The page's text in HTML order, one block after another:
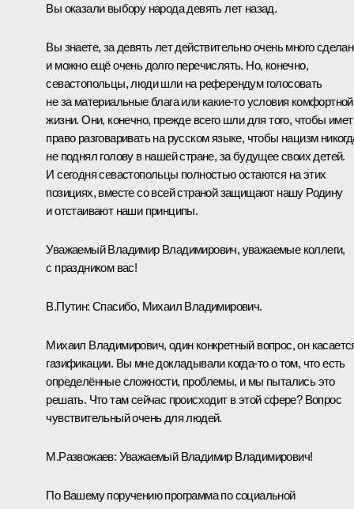
Вы оказали выбору народа девять лет назад.
Вы знаете, за девять лет действительно очень много
и можно ещё очень долго перечислять. Но, конечно,
севастопольцы, люди шли на референдум голосовать
не за материальные блага или какие-то условия комфортной
жизни. Они, конечно, прежде всего шли для того, чтобы
право разговаривать на русском языке, чтобы нацизм
не поднял голову в нашей стране, за будущее своих детей.
И сегодня севастопольцы полностью остаются на этих
позициях, вместе со всей страной защищают нашу Родину
и отстаивают наши принципы.
Уважаемый Владимир Владимирович, уважаемые коллеги,
с праздником вас!
В.Путин: Спасибо, Михаил Владимирович.
Михаил Владимирович, один конкретный вопрос, он
газификации. Вы мне докладывали когда-то о том, что есть
определённые сложности, проблемы, и мы пытались это
решать. Что там сейчас происходит в этой сфере? Вопрос
чувствительный очень для людей.
М.Развожаев: Уважаемый Владимир Владимирович!
По Вашему поручению программа по социальной